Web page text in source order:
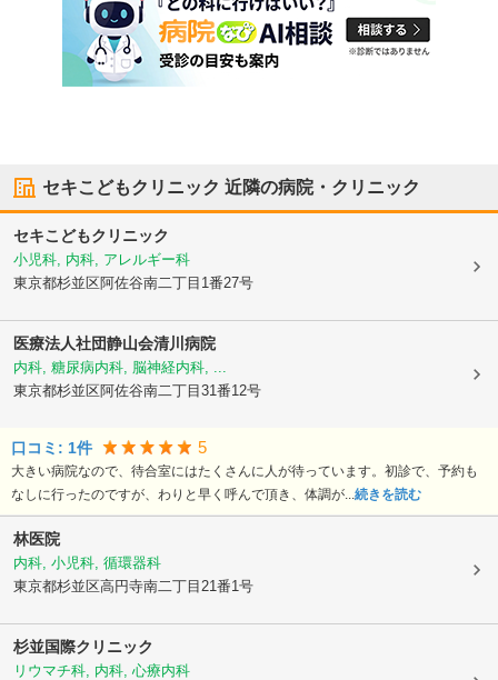
セキこどもクリニック 近隣の病院・クリニック
セキこどもクリニック
小児科, 内科, アレルギー科
東京都杉並区阿佐谷南二丁目1番27号
医療法人社団静山会清川病院
内科, 糖尿病内科, 脳神経内科, ...
東京都杉並区阿佐谷南二丁目31番12号
口コミ: 1件 5
大きい病院なので、待合室にはたくさんに人が待っています。初診で、予約も
なしに行ったのですが、わりと早く呼んで頂き、体調が... 続きを読む
林医院
内科, 小児科, 循環器科
東京都杉並区高円寺南二丁目21番1号
杉並国際クリニック
リウマチ科, 内科, 心療内科